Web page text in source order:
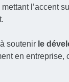
l’accent
soutenir le
en entreprise,